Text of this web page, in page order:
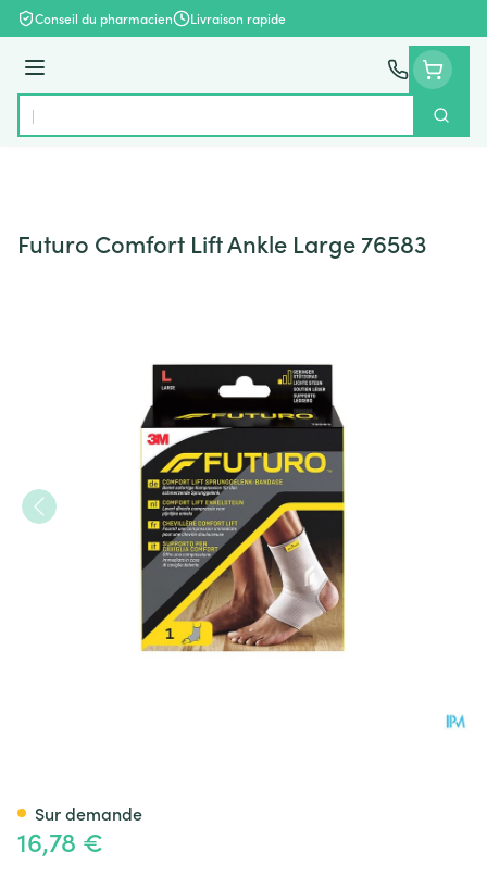
Aller au contenu
Conseil du pharmacien Livraison rapide
Menu
Rechercher
Futuro Comfort Lift Ankle Large 76583
16,78 €
Sur demande